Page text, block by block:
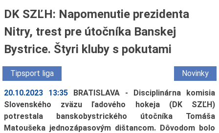
DK SZĽH: Napomenutie prezidenta
Nitry, trest pre útočníka Banskej
Bystrice. Štyri kluby s pokutami
Tipsport liga Novinky
20.10.2023 13:35
BRATISLAVA - Disciplinárna komisia
Slovenského zväzu ľadového hokeja (DK SZĽH)
potrestala banskobystrického útočníka Tomáša
Matoušeka jednozápasovým dištancom. Dôvodom bolo